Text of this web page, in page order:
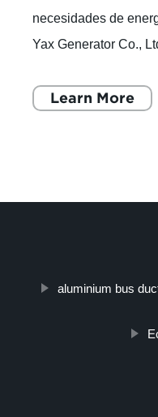
necesidades de
Yax Generator Co.,
Learn More
aluminium bus